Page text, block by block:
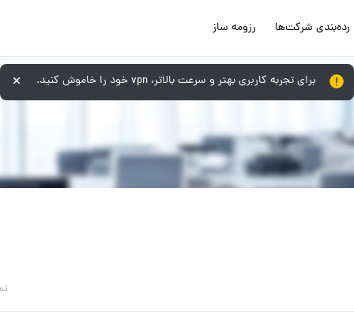
رده‌بندی شرکت‌ها رزومه ساز
برای تجربه کاربری بهتر و سرعت بالاتر، vpn خود را خاموش کنید.